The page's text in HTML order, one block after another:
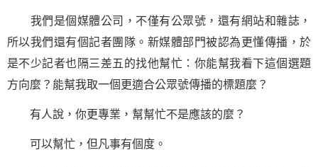
我們是個媒體公司，不僅有公眾號，還有網站和雜誌，
所以我們還有個記者團隊。新媒體部門被認為更懂傳播，於
是不少記者也隔三差五的找他幫忙：你能幫我看下這個選題
方向麼？能幫我取一個更適合公眾號傳播的標題麼？
有人說，你更專業，幫幫忙不是應該的麼？
可以幫忙，但凡事有個度。